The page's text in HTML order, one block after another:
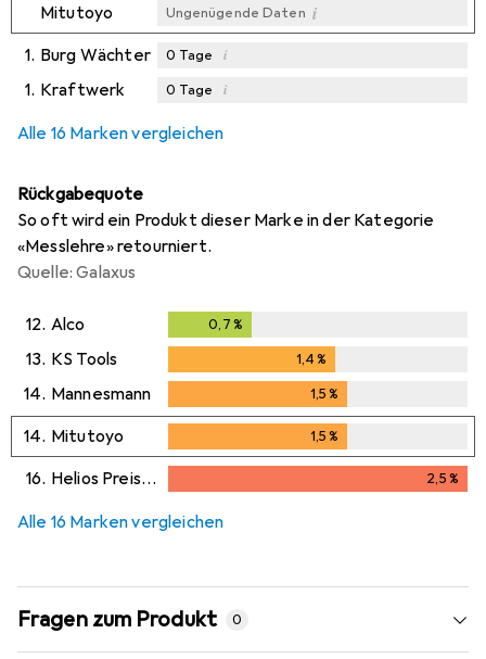
Mitutoyo Ungenügende Daten i
1. Burg Wächter 0 Tage i
1. Kraftwerk 0 Tage i
Alle 16 Marken vergleichen
Rückgabequote
So oft wird ein Produkt dieser Marke in der Kategorie
«Messlehre» retourniert.
Quelle: Galaxus
12. Alco 0,7 %
13. KS Tools 1,4%
14. Mannesmann 1,5%
14. Mitutoyo 1,5%
16. Helios Preisser 2,5%
Alle 16 Marken vergleichen
Fragen zum Produkt 0